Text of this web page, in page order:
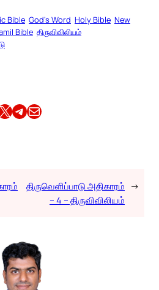
Bible God’s Word Holy Bible New
Bible திருவிவிலியம்
on X Share this article on TelegramEmail this Article
திருவெளிப்பாடு அதிகாரம்
– 4 – திருவிவிலியம்
→